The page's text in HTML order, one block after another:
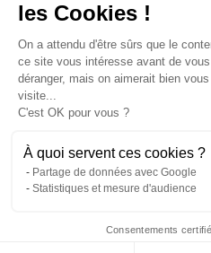
NOUS CONTACTER
Les Chiens Guides d'aveugles - FFAC
71 rue de Bagnolet, 75020 Paris
01 44 64 89 89
Formulaire de contact
Pour les demandes presse,
martin.kolle@lobbycom.fr
06 89 70 17 51
Les Chiens Guides
les Cookies !
On a attendu d'être sûrs que le
ce site vous intéresse avant de vous
déranger, mais on aimerait bien
visite...
C'est OK pour vous ?
À quoi servent ces cookies ?
Partage de données avec Google
Statistiques et mesure d'audience
Consentements